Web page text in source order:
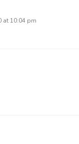
at 10:04 pm